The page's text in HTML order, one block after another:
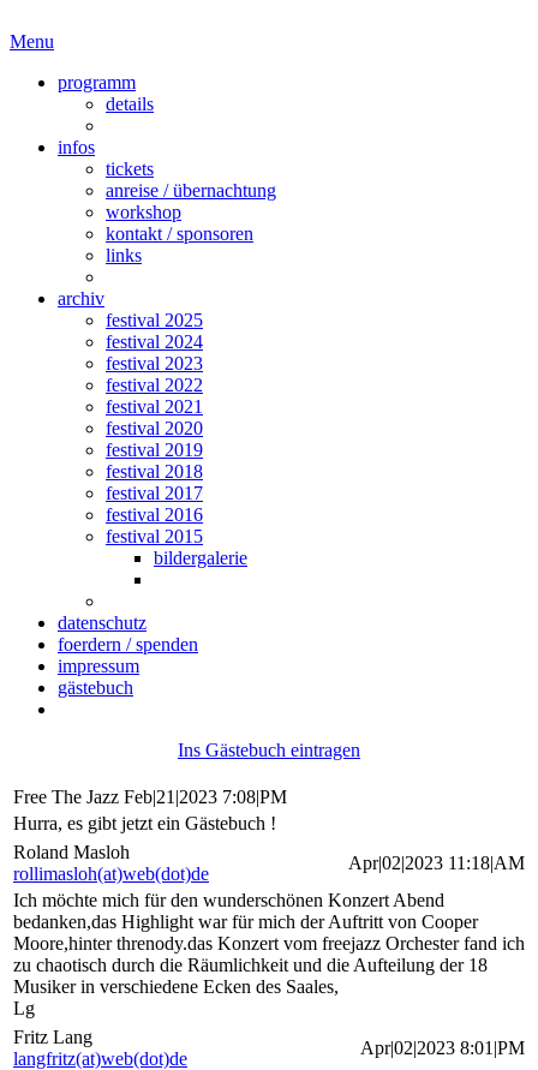
Menu
programm
details
infos
tickets
anreise / übernachtung
workshop
kontakt / sponsoren
links
archiv
festival 2025
festival 2024
festival 2023
festival 2022
festival 2021
festival 2020
festival 2019
festival 2018
festival 2017
festival 2016
festival 2015
bildergalerie
datenschutz
foerdern / spenden
impressum
gästebuch
Ins Gästebuch eintragen
Free The Jazz Feb|21|2023 7:08|PM
Hurra, es gibt jetzt ein Gästebuch !
Roland Masloh
rollimasloh(at)web(dot)de
Apr|02|2023 11:18|AM
Ich möchte mich für den wunderschönen Konzert Abend
bedanken,das Highlight war für mich der Auftritt von Cooper
Moore,hinter threnody.das Konzert vom freejazz Orchester fand ich
zu chaotisch durch die Räumlichkeit und die Aufteilung der 18
Musiker in verschiedene Ecken des Saales,
Lg
Fritz Lang
langfritz(at)web(dot)de
Apr|02|2023 8:01|PM